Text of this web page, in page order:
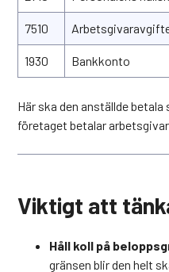
7510
1930 Bankkonto
Här ska den anställde
företaget betalar
Viktigt att
Håll koll på
gränsen blir den helt